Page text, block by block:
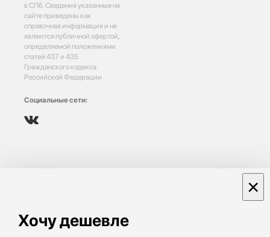
в СПб. Сведения указанные на
сайте приведены как
справочная информация и не
являются публичной офертой,
определяемой положениями
статей 437 и 435
Гражданского кодекса
Российской Федерации
Социальные сети:
Хочу дешевле
×